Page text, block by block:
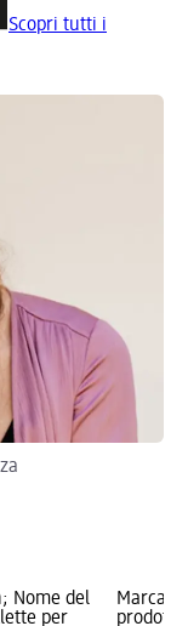
Scopri tutti i
Nome del
per
Marca: